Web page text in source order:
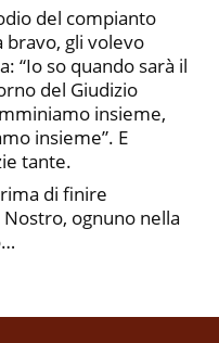
del compianto
bravo, gli volevo
“Io so quando sarà il
del Giudizio
insieme,
insieme”. E
tante.
di finire
ognuno nella